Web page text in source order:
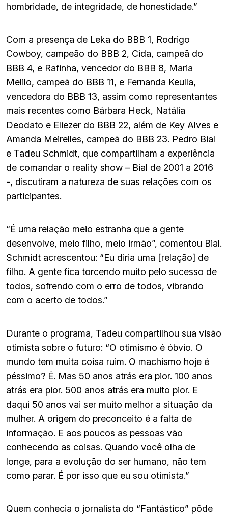
hombridade, de integridade, de honestidade.”
Com a presença de Leka do BBB 1, Rodrigo
Cowboy, campeão do BBB 2, Cida, campeã do
BBB 4, e Rafinha, vencedor do BBB 8, Maria
Melilo, campeã do BBB 11, e Fernanda Keulla,
vencedora do BBB 13, assim como representantes
mais recentes como Bárbara Heck, Natália
Deodato e Eliezer do BBB 22, além de Key Alves e
Amanda Meirelles, campeã do BBB 23. Pedro Bial
e Tadeu Schmidt, que compartilham a experiência
de comandar o reality show – Bial de 2001 a 2016
-, discutiram a natureza de suas relações com os
participantes.
“É uma relação meio estranha que a gente
desenvolve, meio filho, meio irmão”, comentou Bial.
Schmidt acrescentou: “Eu diria uma [relação] de
filho. A gente fica torcendo muito pelo sucesso de
todos, sofrendo com o erro de todos, vibrando
com o acerto de todos.”
Durante o programa, Tadeu compartilhou sua visão
otimista sobre o futuro: “O otimismo é óbvio. O
mundo tem muita coisa ruim. O machismo hoje é
péssimo? É. Mas 50 anos atrás era pior. 100 anos
atrás era pior. 500 anos atrás era muito pior. E
daqui 50 anos vai ser muito melhor a situação da
mulher. A origem do preconceito é a falta de
informação. E aos poucos as pessoas vão
conhecendo as coisas. Quando você olha de
longe, para a evolução do ser humano, não tem
como parar. É por isso que eu sou otimista.”
Quem conhecia o jornalista do “Fantástico” pôde